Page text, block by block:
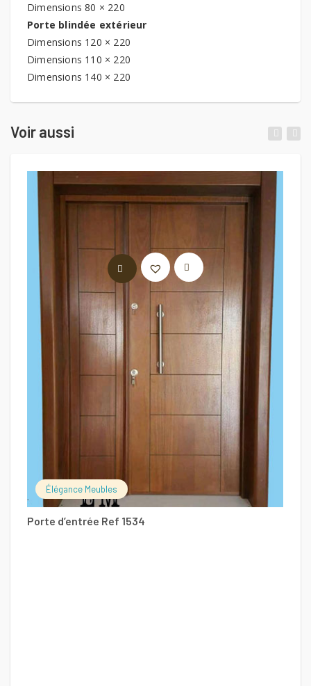
Dimensions 80 × 220
Porte blindée extérieur
Dimensions 120 × 220
Dimensions 110 × 220
Dimensions 140 × 220
Voir aussi
Élégance Meubles
Porte d’entrée Ref 1534
LIRE LA SUITE